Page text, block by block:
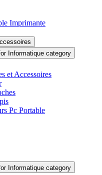
Imprimante
Informatique category
et Accessoires
Pc Portable
Informatique category